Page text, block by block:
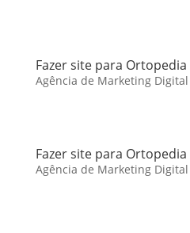
Fazer site para Ortopedia
Agência de Marketing
Fazer site para
Agência de Marketing